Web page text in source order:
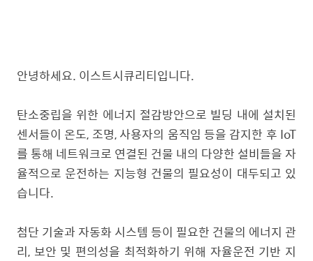
안녕하세요. 이스트시큐리티입니다.
탄소중립을 위한 에너지 절감방안으로 빌딩 내에 설치된
센서들이 온도, 조명, 사용자의 움직임 등을 감지한 후 IoT
를 통해 네트워크로 연결된 건물 내의 다양한 설비들을 자
율적으로 운전하는 지능형 건물의 필요성이 대두되고 있
습니다.
첨단 기술과 자동화 시스템 등이 필요한 건물의 에너지 관
리, 보안 및 편의성을 최적화하기 위해 자율운전 기반 지